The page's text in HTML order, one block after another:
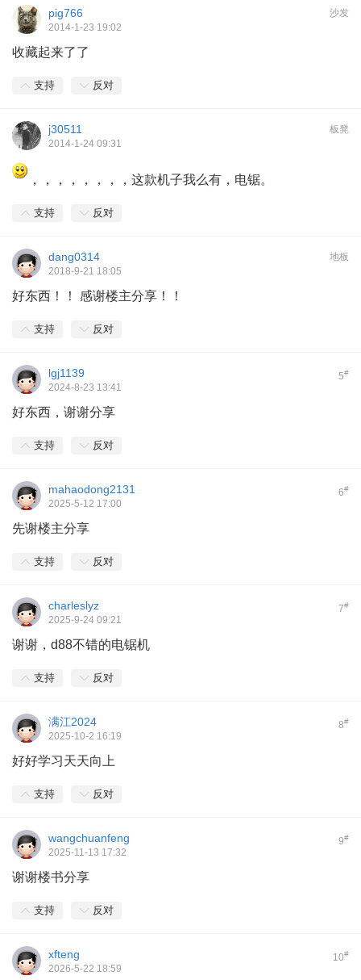
沙发
pig766
2014-1-23 19:02
收藏起来了了
支持 反对
板凳
j30511
2014-1-24 09:31
，，，，，，，，这款机子我么有，电锯。
支持 反对
地板
dang0314
2018-9-21 18:05
好东西！！ 感谢楼主分享！！
支持 反对
5#
lgj1139
2024-8-23 13:41
好东西，谢谢分享
支持 反对
6#
mahaodong2131
2025-5-12 17:00
先谢楼主分享
支持 反对
7#
charleslyz
2025-9-24 09:21
谢谢，d88不错的电锯机
支持 反对
8#
满江2024
2025-10-2 16:19
好好学习天天向上
支持 反对
9#
wangchuanfeng
2025-11-13 17:32
谢谢楼书分享
支持 反对
10#
xfteng
2026-5-22 18:59